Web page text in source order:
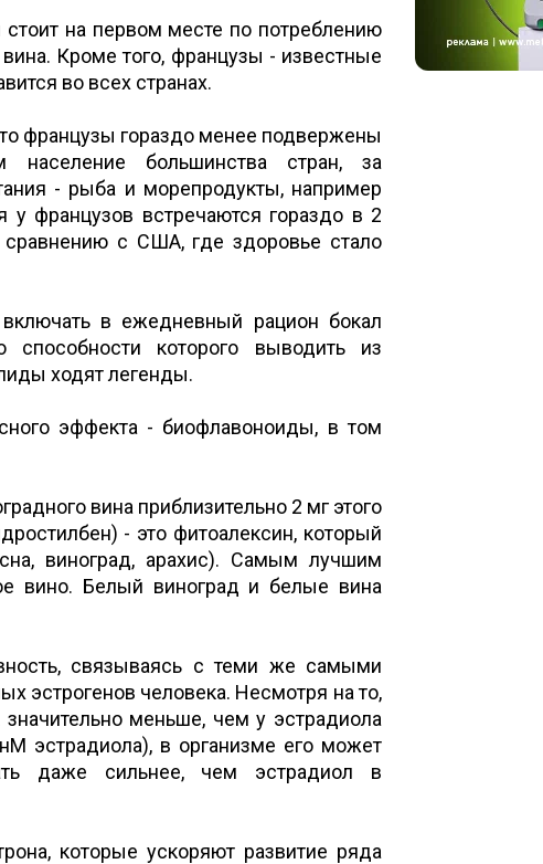
на первом месте по потреблению
Кроме того, французы - известные
во всех странах.
французы гораздо менее подвержены
население большинства стран, за
- рыба и морепродукты, например
у французов встречаются гораздо в 2
с США, где здоровье стало
в ежедневный рацион бокал
способности которого выводить из
ходят легенды.
эффекта - биофлавоноиды, в том
вина приблизительно 2 мг этого
- это фитоалексин, который
виноград, арахис). Самым лучшим
вино. Белый виноград и белые вина
связываясь с теми же самыми
эстрогенов человека. Несмотря на то,
значительно меньше, чем у эстрадиола
эстрадиола), в организме его может
даже сильнее, чем эстрадиол в
которые ускоряют развитие ряда